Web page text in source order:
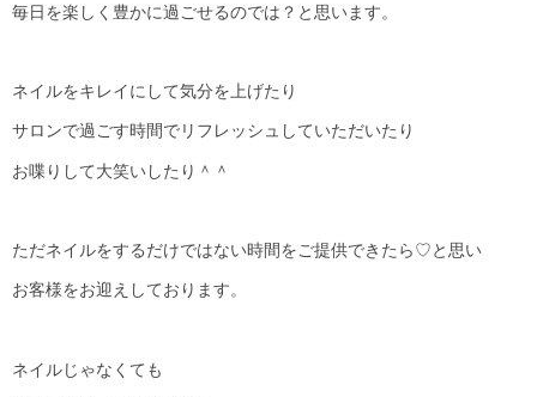
毎日を楽しく豊かに過ごせるのでは？と思います。
ネイルをキレイにして気分を上げたり
サロンで過ごす時間でリフレッシュしていただいたり
お喋りして大笑いしたり＾＾
ただネイルをするだけではない時間をご提供できたら♡と思い
お客様をお迎えしております。
ネイルじゃなくても